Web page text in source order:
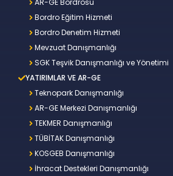
AR-GE Bordrosu
Bordro Eğitim Hizmeti
Bordro Denetim Hizmeti
Mevzuat Danışmanlığı
SGK Teşvik Danışmanlığı ve Yönetimi
YATIRIMLAR VE AR-GE
Teknopark Danışmanlığı
AR-GE Merkezi Danışmanlığı
TEKMER Danışmanlığı
TÜBİTAK Danışmanlığı
KOSGEB Danışmanlığı
İhracat Destekleri Danışmanlığı